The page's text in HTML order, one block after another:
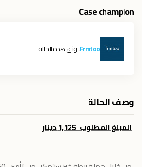
Case champion
Frmtoo، وثق هذه الحالة
وصف الحالة
المبلغ المطلوب 1,125 دينار